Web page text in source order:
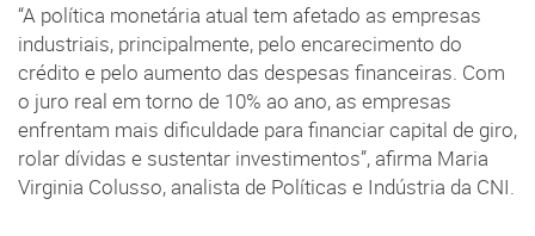
“A política monetária atual tem afetado as empresas
industriais, principalmente, pelo encarecimento do
crédito e pelo aumento das despesas financeiras. Com
o juro real em torno de 10% ao ano, as empresas
enfrentam mais dificuldade para financiar capital de giro,
rolar dívidas e sustentar investimentos”, afirma Maria
Virginia Colusso, analista de Políticas e Indústria da CNI.